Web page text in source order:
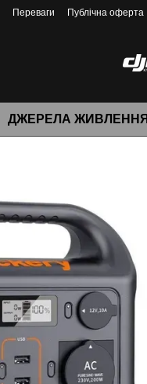
Переваги Публічна оферта
ДЖЕРЕЛА ЖИВЛЕННЯ